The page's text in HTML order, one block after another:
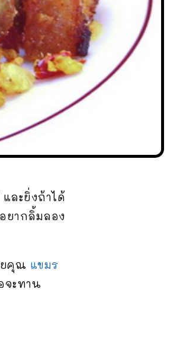
ละยิ่งถ้าได้
ยากลิ้มลอง
คุณ แขมร
จะทาน